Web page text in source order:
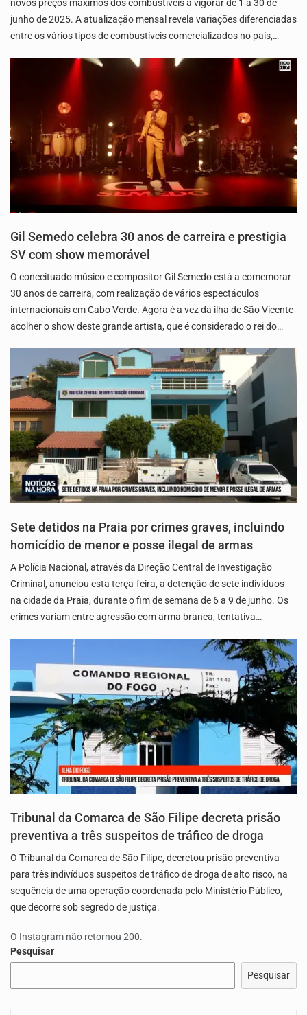
novos preços máximos dos combustíveis a vigorar de 1 a 30 de
junho de 2025. A atualização mensal revela variações diferenciadas
entre os vários tipos de combustíveis comercializados no país,…
Gil Semedo celebra 30 anos de carreira e prestigia
SV com show memorável
O conceituado músico e compositor Gil Semedo está a comemorar
30 anos de carreira, com realização de vários espectáculos
internacionais em Cabo Verde. Agora é a vez da ilha de São Vicente
acolher o show deste grande artista, que é considerado o rei do…
Sete detidos na Praia por crimes graves, incluindo
homicídio de menor e posse ilegal de armas
A Polícia Nacional, através da Direção Central de Investigação
Criminal, anunciou esta terça-feira, a detenção de sete indivíduos
na cidade da Praia, durante o fim de semana de 6 a 9 de junho. Os
crimes variam entre agressão com arma branca, tentativa…
Tribunal da Comarca de São Filipe decreta prisão
preventiva a três suspeitos de tráfico de droga
O Tribunal da Comarca de São Filipe, decretou prisão preventiva
para três indivíduos suspeitos de tráfico de droga de alto risco, na
sequência de uma operação coordenada pelo Ministério Público,
que decorre sob segredo de justiça.
O Instagram não retornou 200.
Pesquisar
Pesquisar